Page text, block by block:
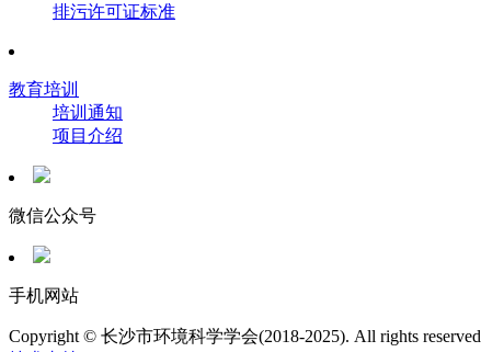
排污许可证标准
教育培训
培训通知
项目介绍
微信公众号
手机网站
Copyright © 长沙市环境科学学会(2018-2025). All rights reserved